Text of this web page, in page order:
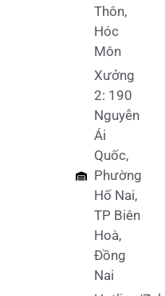
Thôn,
Hóc
Môn
Xưởng
2: 190
Nguyễn
Ái
Quốc,
Phường
Hố Nai,
TP Biên
Hoà,
Đồng
Nai